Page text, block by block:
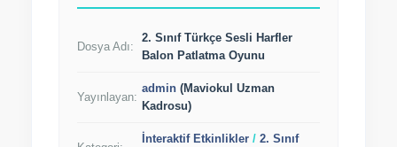
Dosya Adı:
2. Sınıf Türkçe Sesli Harfler
Balon Patlatma Oyunu
Yayınlayan:
admin (Maviokul Uzman
Kadrosu)
İnteraktif Etkinlikler / 2. Sınıf